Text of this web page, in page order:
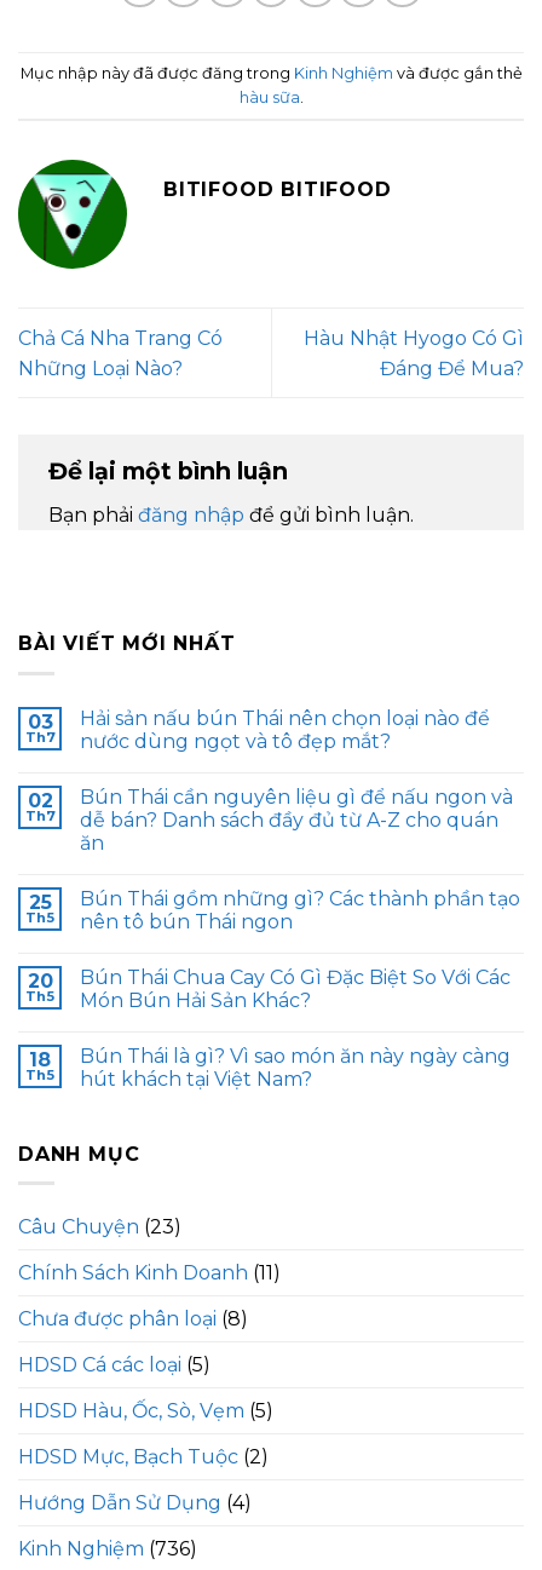
Mục nhập này đã được đăng trong Kinh Nghiệm và được gắn thẻ
hàu sữa
BITIFOOD BITIFOOD
Chả Cá Nha Trang Có
Những Loại Nào?
Hàu Nhật Hyogo Có Gì
Đáng Để Mua?
Để lại một bình luận
Bạn phải đăng nhập để gửi bình luận.
BÀI VIẾT MỚI NHẤT
03
Th7
Hải sản nấu bún Thái nên chọn loại nào để
nước dùng ngọt và tô đẹp mắt?
02
Th7
Bún Thái cần nguyên liệu gì để nấu ngon và
dễ bán? Danh sách đầy đủ từ A-Z cho quán
ăn
25
Th5
Bún Thái gồm những gì? Các thành phần tạo
nên tô bún Thái ngon
20
Th5
Bún Thái Chua Cay Có Gì Đặc Biệt So Với Các
Món Bún Hải Sản Khác?
18
Th5
Bún Thái là gì? Vì sao món ăn này ngày càng
hút khách tại Việt Nam?
DANH MỤC
Câu Chuyện (23)
Chính Sách Kinh Doanh (11)
Chưa được phân loại (8)
HDSD Cá các loại (5)
HDSD Hàu, Ốc, Sò, Vẹm (5)
HDSD Mực, Bạch Tuộc (2)
Hướng Dẫn Sử Dụng (4)
Kinh Nghiệm (736)